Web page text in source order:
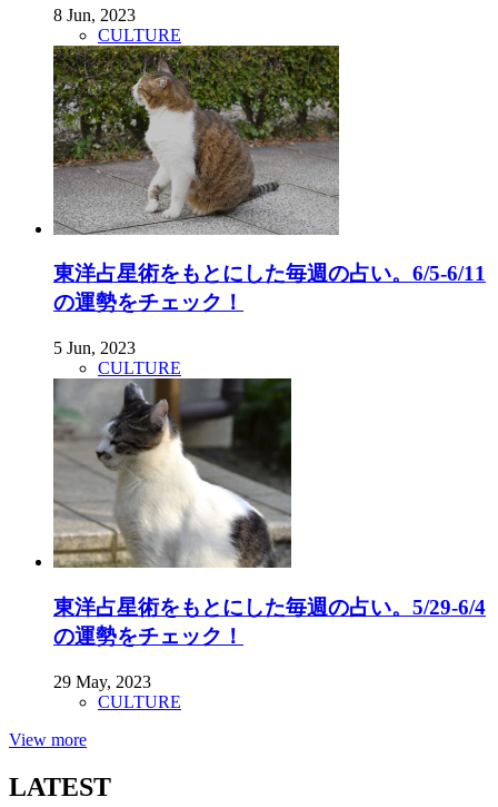
8 Jun, 2023
CULTURE
東洋占星術をもとにした毎週の占い。6/5-6/11
の運勢をチェック！
5 Jun, 2023
CULTURE
東洋占星術をもとにした毎週の占い。5/29-6/4
の運勢をチェック！
29 May, 2023
CULTURE
View more
LATEST